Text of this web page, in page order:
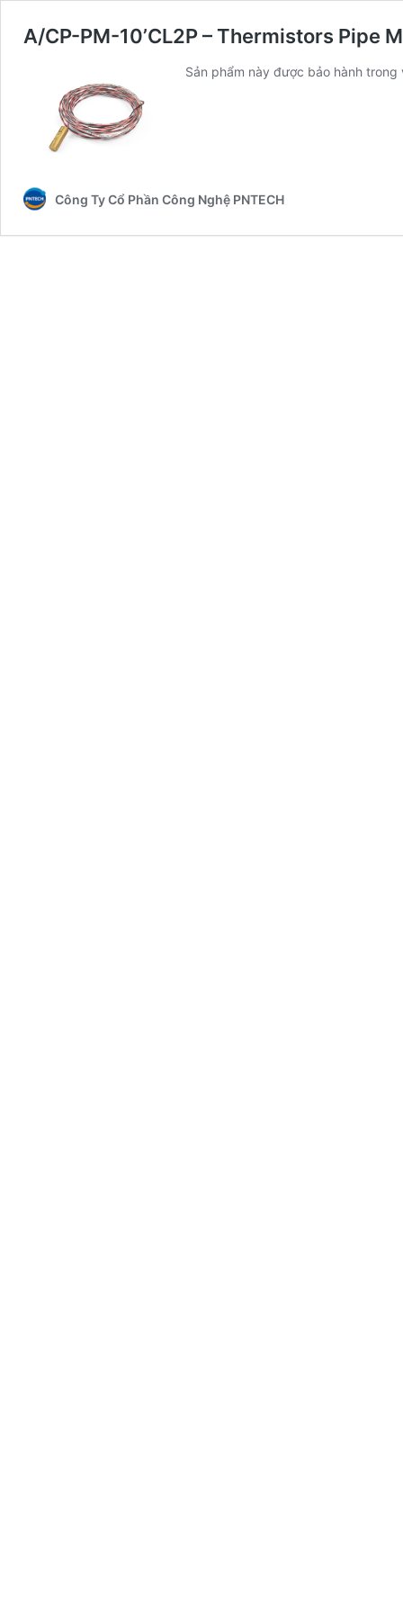
A/CP-PM-10’CL2P – Thermistors Pipe
Sản phẩm này được bảo hành trong
Công Ty Cổ Phần Công Nghệ PNTECH